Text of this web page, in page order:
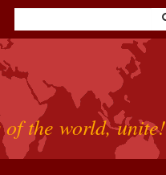
of the world, unite!